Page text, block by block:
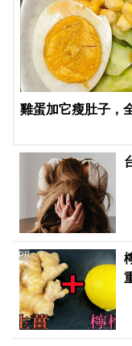
雞蛋加它瘦肚子，
PR